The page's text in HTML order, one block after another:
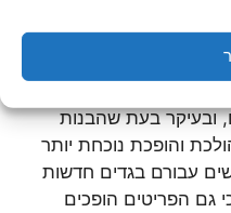
בעת שהילדים שלכם היו
ובעיקר בעת שהבנות
והופכת נוכחת יותר
עבורם בגדים חדשות
גם הפריטים הופכים